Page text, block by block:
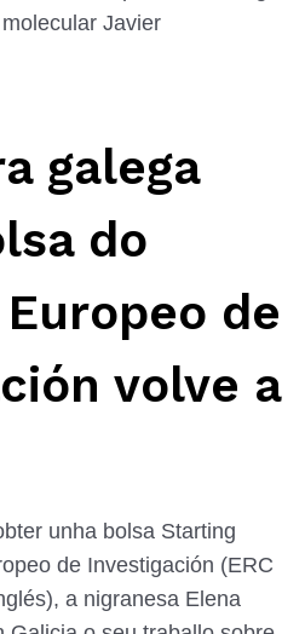
Javier
galega
do
de
volve a
unha bolsa Starting
de Investigación (ERC
a nigranesa Elena